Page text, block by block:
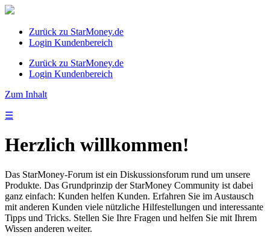
Zurück zu StarMoney.de
Login Kundenbereich
Zurück zu StarMoney.de
Login Kundenbereich
Zum Inhalt
☰
Herzlich willkommen!
Das StarMoney-Forum ist ein Diskussionsforum rund um unsere
Produkte. Das Grundprinzip der StarMoney Community ist dabei
ganz einfach: Kunden helfen Kunden. Erfahren Sie im Austausch
mit anderen Kunden viele nützliche Hilfestellungen und interessante
Tipps und Tricks. Stellen Sie Ihre Fragen und helfen Sie mit Ihrem
Wissen anderen weiter.